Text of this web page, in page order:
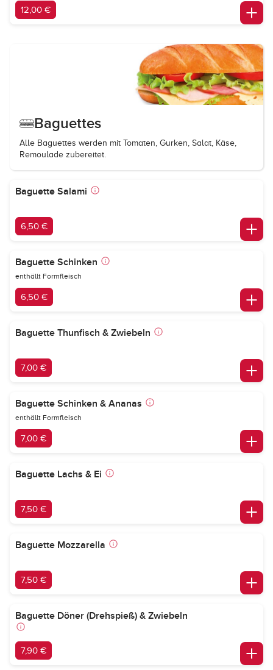
12,00 €
Baguettes
Alle Baguettes werden mit Tomaten, Gurken, Salat, Käse,
Remoulade zubereitet.
Baguette Salami
6,50 €
Baguette Schinken
enthällt Formfleisch
6,50 €
Baguette Thunfisch & Zwiebeln
7,00 €
Baguette Schinken & Ananas
enthällt Formfleisch
7,00 €
Baguette Lachs & Ei
7,50 €
Baguette Mozzarella
7,50 €
Baguette Döner (Drehspieß) & Zwiebeln
7,90 €